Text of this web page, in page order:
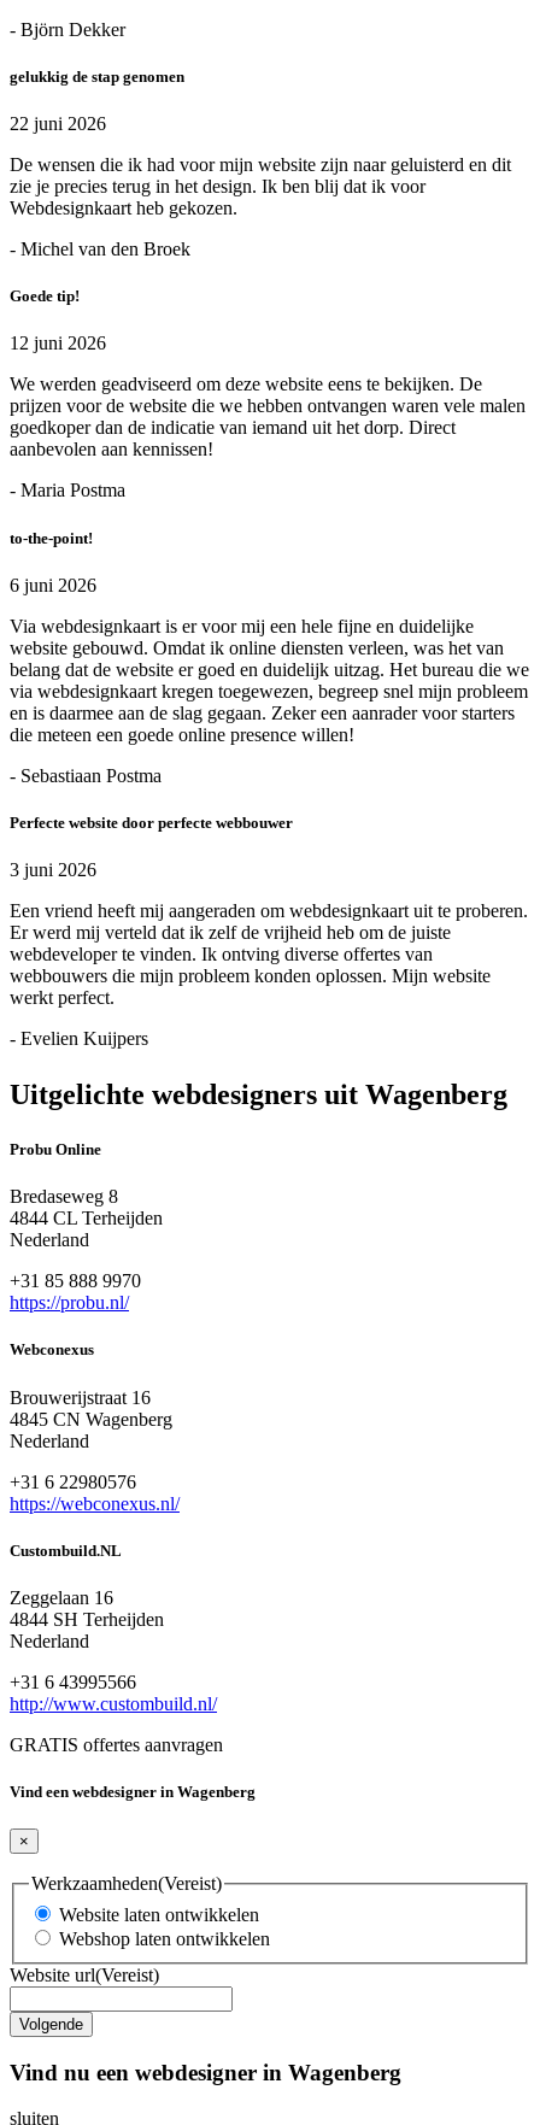
- Björn Dekker
gelukkig de stap genomen
22 juni 2026
De wensen die ik had voor mijn website zijn naar geluisterd en dit
zie je precies terug in het design. Ik ben blij dat ik voor
Webdesignkaart heb gekozen.
- Michel van den Broek
Goede tip!
12 juni 2026
We werden geadviseerd om deze website eens te bekijken. De
prijzen voor de website die we hebben ontvangen waren vele malen
goedkoper dan de indicatie van iemand uit het dorp. Direct
aanbevolen aan kennissen!
- Maria Postma
to-the-point!
6 juni 2026
Via webdesignkaart is er voor mij een hele fijne en duidelijke
website gebouwd. Omdat ik online diensten verleen, was het van
belang dat de website er goed en duidelijk uitzag. Het bureau die we
via webdesignkaart kregen toegewezen, begreep snel mijn probleem
en is daarmee aan de slag gegaan. Zeker een aanrader voor starters
die meteen een goede online presence willen!
- Sebastiaan Postma
Perfecte website door perfecte webbouwer
3 juni 2026
Een vriend heeft mij aangeraden om webdesignkaart uit te proberen.
Er werd mij verteld dat ik zelf de vrijheid heb om de juiste
webdeveloper te vinden. Ik ontving diverse offertes van
webbouwers die mijn probleem konden oplossen. Mijn website
werkt perfect.
- Evelien Kuijpers
Uitgelichte webdesigners uit Wagenberg
Probu Online
Bredaseweg 8
4844 CL Terheijden
Nederland
+31 85 888 9970
https://probu.nl/
Webconexus
Brouwerijstraat 16
4845 CN Wagenberg
Nederland
+31 6 22980576
https://webconexus.nl/
Custombuild.NL
Zeggelaan 16
4844 SH Terheijden
Nederland
+31 6 43995566
http://www.custombuild.nl/
GRATIS offertes aanvragen
Vind een webdesigner in Wagenberg
×
Werkzaamheden(Vereist)
Website laten ontwikkelen
Webshop laten ontwikkelen
Website url(Vereist)
Vind nu een webdesigner in Wagenberg
sluiten